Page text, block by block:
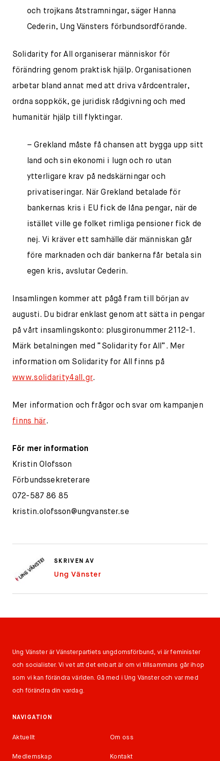
och trojkans åtstramningar, säger Hanna
Cederin, Ung Vänsters förbundsordförande.
Solidarity for All organiserar människor för
förändring genom praktisk hjälp. Organisationen
arbetar bland annat med att driva vårdcentraler,
ordna soppkök, ge juridisk rådgivning och med
humanitär hjälp till flyktingar.
– Grekland måste få chansen att bygga upp sitt
land och sin ekonomi i lugn och ro utan
ytterligare krav på nedskärningar och
privatiseringar. När Grekland betalade för
bankernas kris i EU fick de låna pengar, när de
istället ville ge folket rimliga pensioner fick de
nej. Vi kräver ett samhälle där människan går
före marknaden och där bankerna får betala sin
egen kris, avslutar Cederin.
Insamlingen kommer att pågå fram till början av
augusti. Du bidrar enklast genom att sätta in pengar
på vårt insamlingskonto: plusgironummer 2112-1.
Märk betalningen med ”Solidarity for All”. Mer
information om Solidarity for All finns på
www.solidarity4all.gr.
Mer information och frågor och svar om kampanjen
finns här.
För mer information
Kristin Olofsson
Förbundssekreterare
072-587 86 85
kristin.olofsson@ungvanster.se
SKRIVEN AV
Ung Vänster
Ung Vänster är Vänsterpartiets ungdomsförbund, vi är feminister
och socialister. Vi vet att det enbart är om vi tillsammans går ihop
som vi kan förändra världen. Gå med i Ung Vänster och var med
och förändra din vardag.
NAVIGATION
Aktuellt Om oss
Medlemskap Kontakt